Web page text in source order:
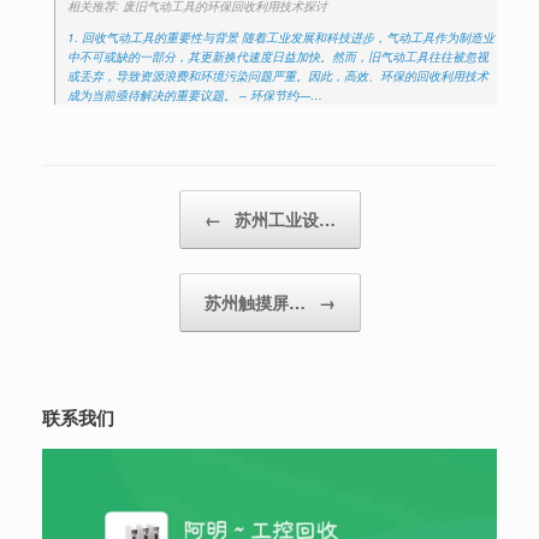
相关推荐: 废旧气动工具的环保回收利用技术探讨
1. 回收气动工具的重要性与背景 随着工业发展和科技进步，气动工具作为制造业
中不可或缺的一部分，其更新换代速度日益加快。然而，旧气动工具往往被忽视
或丢弃，导致资源浪费和环境污染问题严重。因此，高效、环保的回收利用技术
成为当前亟待解决的重要议题。 – 环保节约—…
← 苏州工业设…
苏州触摸屏… →
联系我们